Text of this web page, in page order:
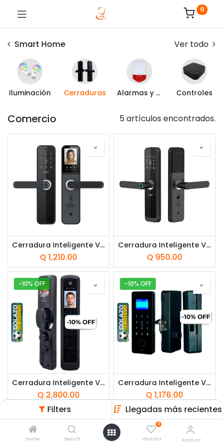
Filters Llegadas más recientes
Home Search
0
Wishlist Account
0
Smart Home Ver todo
Iluminación Cerraduras Alarmas y Sensores Controles
Comercio 5 artículos encontrados.
Cerradura Inteligente VTA+ Vertex 3 Tipo Manija Smart Home Wi-Fi
Q 1,210.00
Cerradura Inteligente VTA+ Xerus III Tipo Manija smart Home Wi-Fi
Q 950.00
-10% OFF
Cerradura Inteligente VTA+ Luxor Tipo Manija Smart Home Con Reconocimiento Facial
Q 2,800.00
-10% OFF
Cerradura Inteligente VTA+ Cortex Wi-Fi smart home
Q 1,176.00
-10% OFF